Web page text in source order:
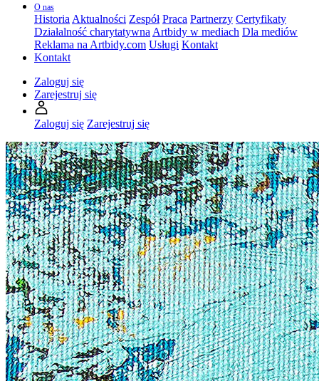
O nas
Historia Aktualności Zespół Praca Partnerzy Certyfikaty
Działalność charytatywna Artbidy w mediach Dla mediów
Reklama na Artbidy.com Usługi Kontakt
Kontakt
Zaloguj się
Zarejestruj się
Zaloguj się Zarejestruj się